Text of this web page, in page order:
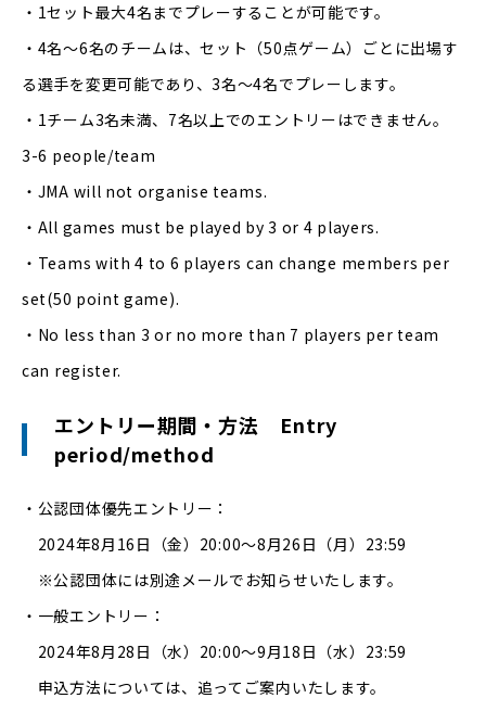
・1セット最大4名までプレーすることが可能です。
・4名〜6名のチームは、セット（50点ゲーム）ごとに出場す
る選手を変更可能であり、3名～4名でプレーします。
・1チーム3名未満、7名以上でのエントリーはできません。
3-6 people/team
・JMA will not organise teams.
・All games must be played by 3 or 4 players.
・Teams with 4 to 6 players can change members per
set(50 point game).
・No less than 3 or no more than 7 players per team
can register.
エントリー期間・方法 Entry
period/method
・公認団体優先エントリー：
2024年8月16日（金）20:00〜8月26日（月）23:59
※公認団体には別途メールでお知らせいたします。
・一般エントリー：
2024年8月28日（水）20:00〜9月18日（水）23:59
申込方法については、追ってご案内いたします。